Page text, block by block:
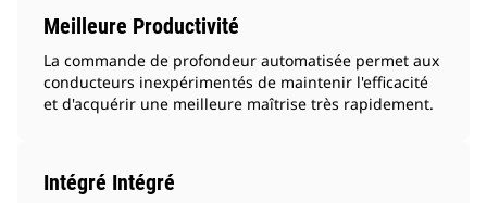
Meilleure Productivité
La commande de profondeur automatisée permet aux
conducteurs inexpérimentés de maintenir l'efficacité
et d'acquérir une meilleure maîtrise très rapidement.
Intégré Intégré